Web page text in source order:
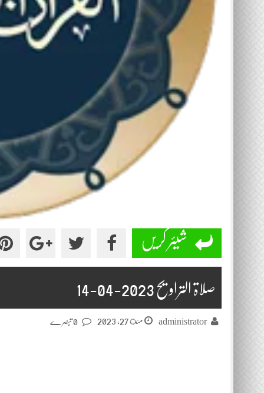
شیئر کریں
صلاۃ التراویح 2023-04-14
administrator مئ 27, 2023